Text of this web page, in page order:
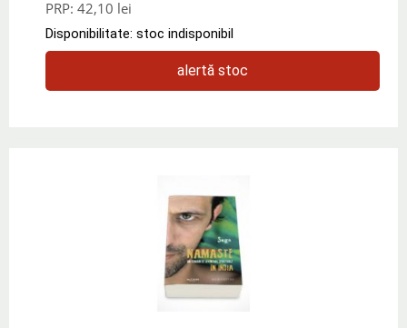
PRP: 42,10 lei
Disponibilitate: stoc indisponibil
alertă stoc